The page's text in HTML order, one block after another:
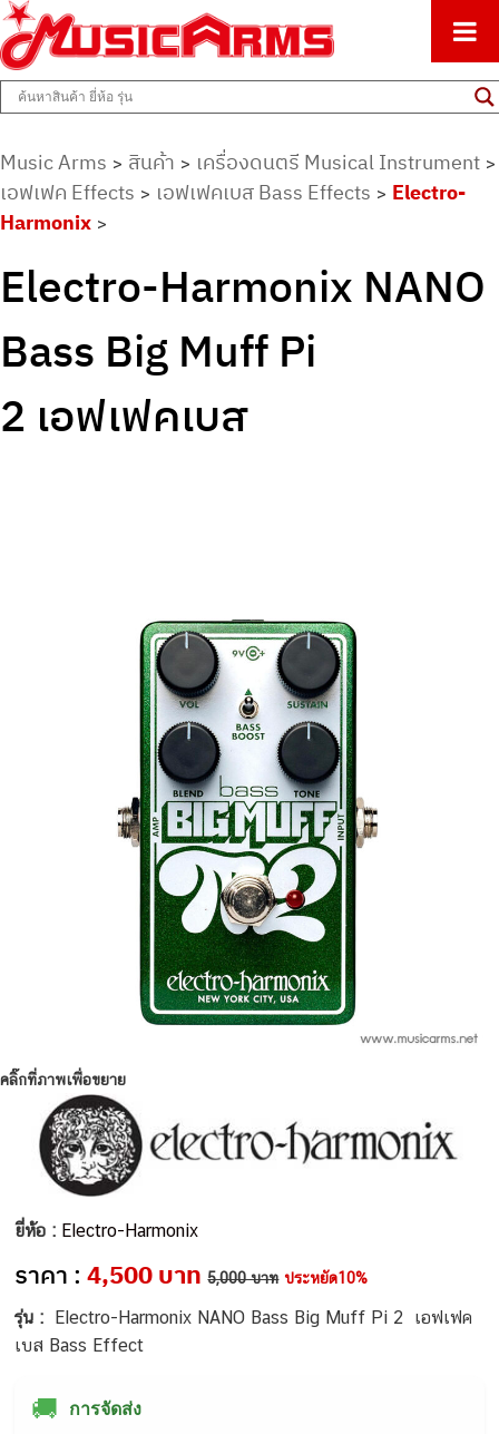
Music Arms
ศูนย์รวมครื่องดนตรีทุกชนิด ตั้งแต่เริ่มต้นถึงมืออาชีพ
Music Arms > สินค้า > เครื่องดนตรี Musical Instrument >
เอฟเฟค Effects > เอฟเฟคเบส Bass Effects > Electro-
Harmonix >
Electro-Harmonix NANO
Bass Big Muff Pi
2 เอฟเฟคเบส
คลิ๊กที่ภาพเพื่อขยาย
ยี่ห้อ : Electro-Harmonix
ราคา :4,500 บาท 5,000 บาท ประหยัด10%
รุ่น :
Electro-Harmonix NANO Bass Big Muff Pi 2 เอฟเฟค
เบส Bass Effect
🚚 การจัดส่ง